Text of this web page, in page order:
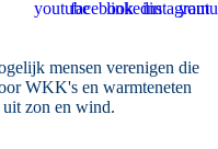
mensen verenigen die
WKK's en warmteneten
uit zon en wind.